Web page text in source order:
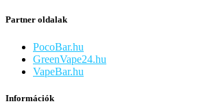
Partner oldalak
PocoBar.hu
GreenVape24.hu
VapeBar.hu
Információk